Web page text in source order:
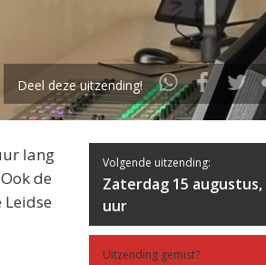
Deel deze uitzending!
lang
de
Volgende uitzending:
Zaterdag 15 augustus,
uur
Uitzending gemist?